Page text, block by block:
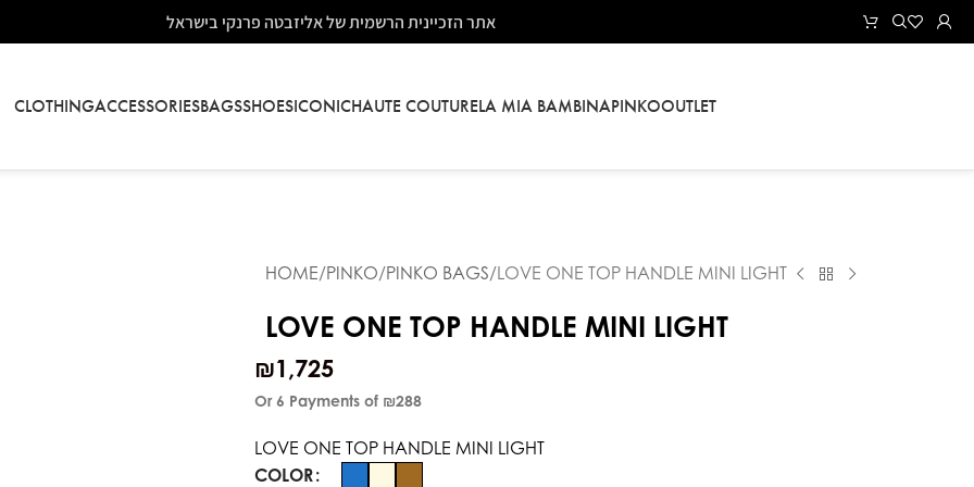
אתר הזכיינית הרשמית של אליזבטה פרנקי בישראל
CLOTHINGACCESSORIESBAGSSHOESICONICHAUTE COUTURELA MIA BAMBINAPINKOOUTLET
HOME PINKO PINKO BAGS LOVE ONE TOP HANDLE MINI LIGHT
LOVE ONE TOP HANDLE MINI LIGHT
₪1,725
Or 6 Payments of ₪288
LOVE ONE TOP HANDLE MINI LIGHT
COLOR